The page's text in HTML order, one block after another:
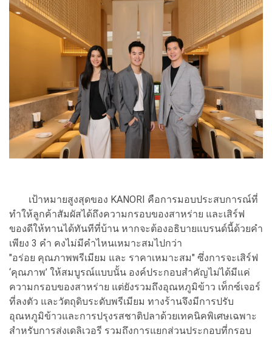
เป้าหมายสูงสุดของ KANORI คือการมอบประสบการณ์ที่
ทำให้ลูกค้าสัมผัสได้ถึงความกรอบของสาหร่าย และเสิร์ฟ
ของดีให้ทานได้ทันทีที่บ้าน หากจะต้องอธิบายแบรนด์นี้ด้วยคำ
เพียง 3 คำ คงไม่มีคำไหนเหมาะสมไปกว่า
"อร่อย คุณภาพพรีเมียม และ ราคาเหมาะสม" ซึ่งการจะเสิร์ฟ
‘คุณภาพ’ ให้สมบูรณ์แบบนั้น องค์ประกอบสำคัญไม่ได้มีแค่
ความกรอบของสาหร่าย แต่ยังรวมถึงอุณหภูมิข้าว เท็กซ์เจอร์
ที่ลงตัว และวัตถุดิบระดับพรีเมียม ทางร้านจึงมีการปรับ
อุณหภูมิข้าวและการปรุงรสชาติปลาด้วยเทคนิคพิเศษเฉพาะ
สำหรับการส่งเดลิเวอรี รวมถึงการแยกส่วนประกอบที่กรอบ